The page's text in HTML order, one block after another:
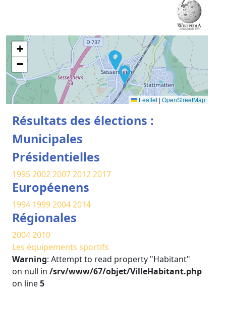
+
−
Leaflet | OpenStreetMap
Résultats des élections :
Municipales
Présidentielles
19952002200720122017
Européenens
1994 199920042014
Régionales
20042010
Les équipements sportifs
Warning: Attempt to read property "Habitant"
on null in /srv/www/67/objet/VilleHabitant.php
on line5